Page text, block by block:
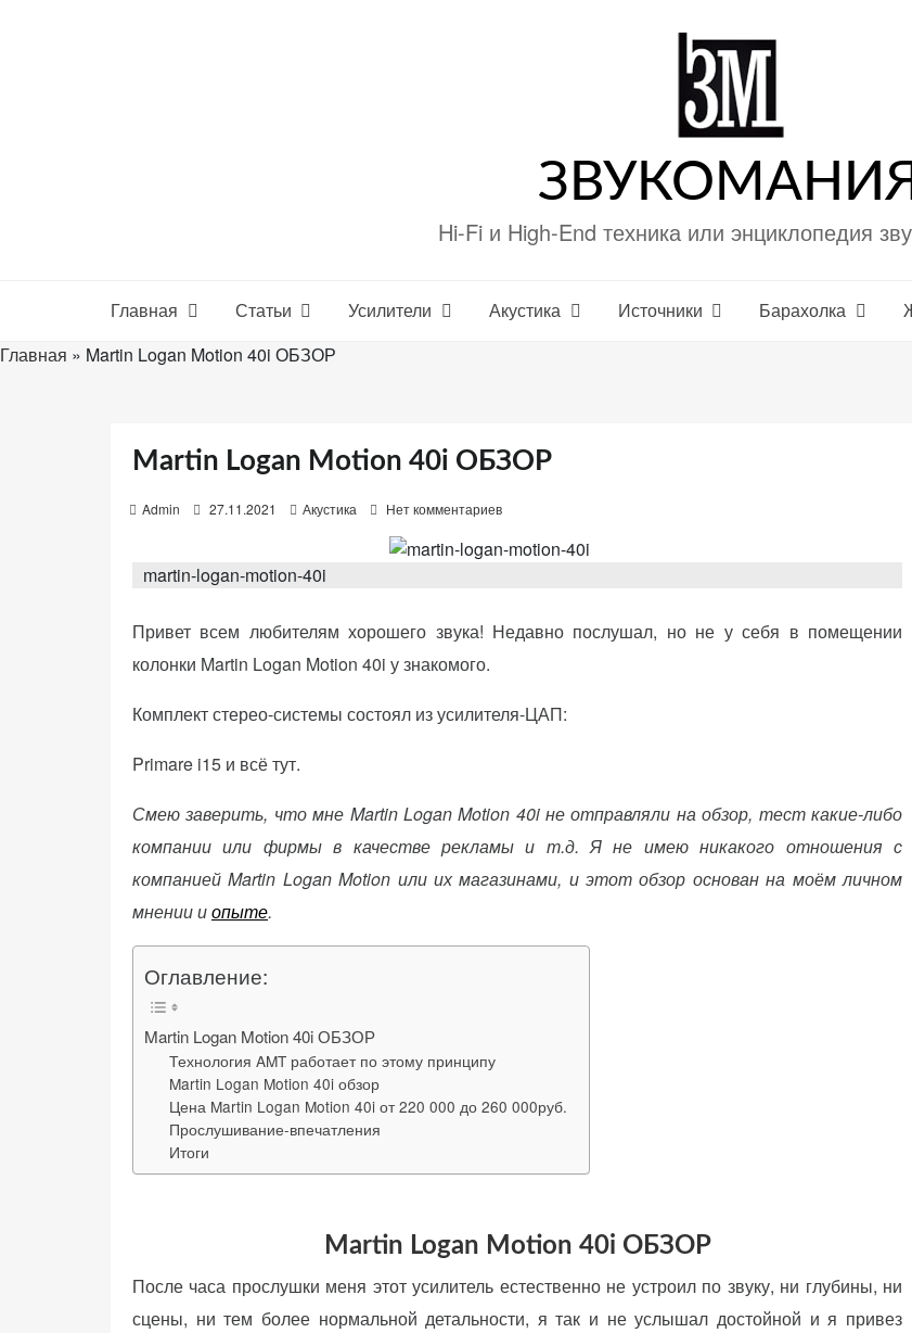
ЗВУКОМАНИЯ
Hi-Fi и High-End техника или энциклопедия
Главная Статьи Усилители Акустика Источники Барахолка
Главная » Martin Logan Motion 40i ОБЗОР
Martin Logan Motion 40i ОБЗОР
Admin
e
o
n
27.11.2021 Акустика Нет комментариев
martin-logan-motion-40i
Привет всем любителям хорошего звука! Недавно послушал, но не у себя в помещении
колонки Martin Logan Motion 40i у знакомого.
Комплект стерео-системы состоял из усилителя-ЦАП:
Primare i15 и всё тут.
Смею заверить, что мне Martin Logan Motion 40i не отправляли на обзор, тест какие-либо
компании или фирмы в качестве рекламы и т.д. Я не имею никакого отношения с
компанией Martin Logan Motion или их магазинами, и этот обзор основан на моём личном
мнении иопыте.
Оглавление:
Martin Logan Motion 40i ОБЗОР
Технология AMT работает по этому принципу
Martin Logan Motion 40i обзор
Цена Martin Logan Motion 40i от 220 000 до 260 000руб.
Прослушивание-впечатления
Итоги
Martin Logan Motion 40i ОБЗОР
После часа прослушки меня этот усилитель естественно не устроил по звуку, ни глубины, ни
сцены, ни тем более нормальной детальности, я так и не услышал достойной и я привез
«Настройки
(технические)
работы сайта.
авторизацию. Они
необходимы для
функционирования
Функциональные
работу сайта. Если
вы откажетесь от
функции веб-сайта